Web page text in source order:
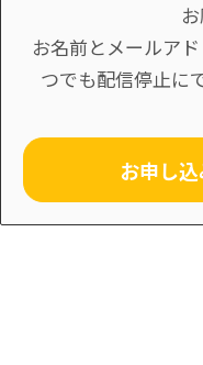
お名前とメールア
つでも配信停止に
お申し